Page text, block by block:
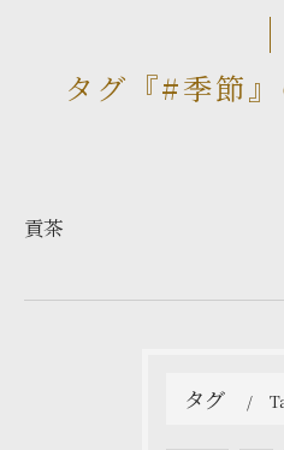
タグ『#季節
貢茶
タグ